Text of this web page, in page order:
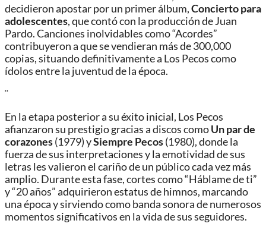
decidieron apostar por un primer álbum,Concierto para
adolescentes, que contó con la producción de Juan
Pardo. Canciones inolvidables como “Acordes”
contribuyeron a que se vendieran más de 300,000
copias, situando definitivamente a Los Pecos como
ídolos entre la juventud de la época.
¨
En la etapa posterior a su éxito inicial, Los Pecos
afianzaron su prestigio gracias a discos comoUn par de
corazones(1979) ySiempre Pecos(1980), donde la
fuerza de sus interpretaciones y la emotividad de sus
letras les valieron el cariño de un público cada vez más
amplio. Durante esta fase, cortes como “Háblame de ti”
y “20 años” adquirieron estatus de himnos, marcando
una época y sirviendo como banda sonora de numerosos
momentos significativos en la vida de sus seguidores.